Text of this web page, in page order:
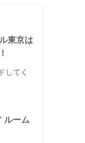
東京は
してく
ルーム